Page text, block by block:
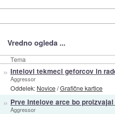
Vredno ogleda ...
Tema
» Intelovi tekmeci geforcov in
Aggressor
Oddelek: Novice/Grafične kartice
» Prve Intelove arce bo proizvajal
Aggressor